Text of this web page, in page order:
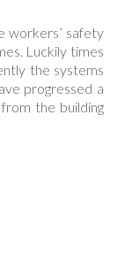
workers’ safety
Luckily times
the systems
progressed a
the building